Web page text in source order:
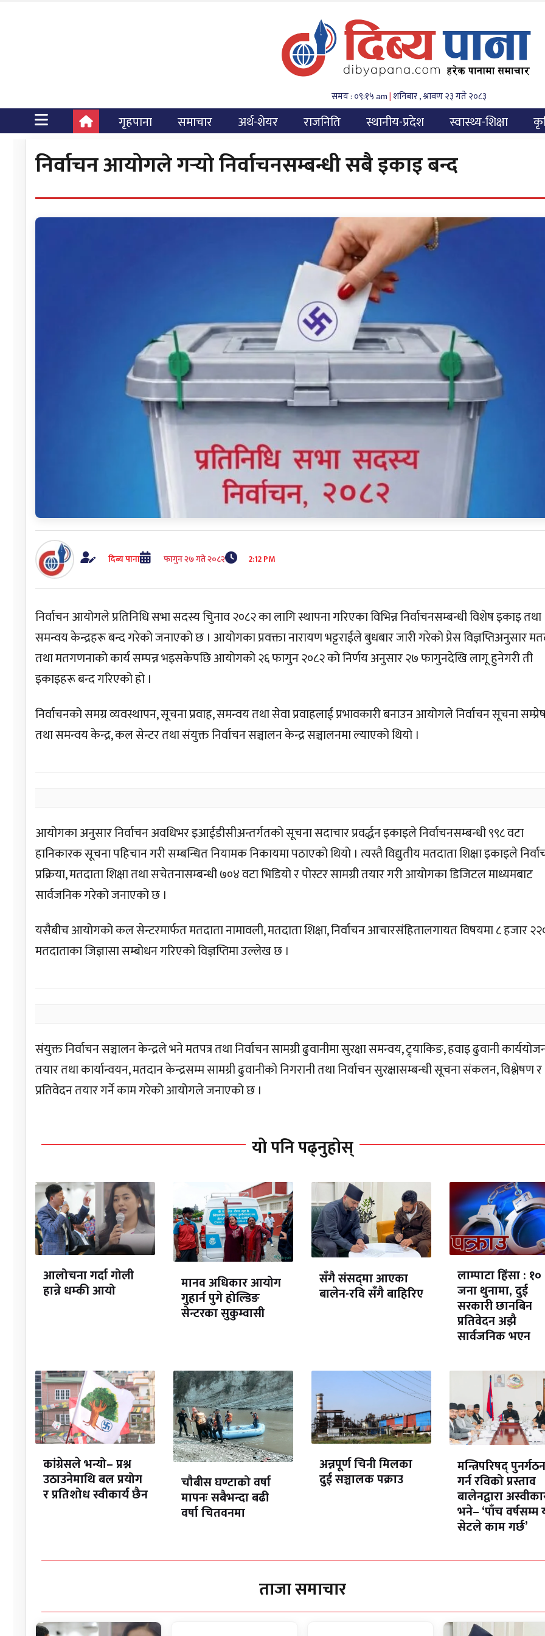
समय : ०९:१५ am|शनिबार , श्रावण २३ गते २०८३
गृहपाना समाचार अर्थ-शेयर राजनिति स्थानीय-प्रदेश स्वास्थ्य-शिक्षा
निर्वाचन आयोगले गर्‍यो निर्वाचनसम्बन्धी सबै इकाइ बन्द
दिब्य पाना फागुन २७ गते २०८२ 2:12 PM
निर्वाचन आयोगले प्रतिनिधि सभा सदस्य चिुनाव २०८२ का लागि स्थापना गरिएका विभिन्न निर्वाचनसम्बन्धी विशेष इकाइ तथा
समन्वय केन्द्रहरू बन्द गरेको जनाएको छ । आयोगका प्रवक्ता नारायण भट्टराईले बुधबार जारी गरेको प्रेस विज्ञप्तिअनुसार
तथा मतगणनाको कार्य सम्पन्न भइसकेपछि आयोगको २६ फागुन २०८२ को निर्णय अनुसार २७ फागुनदेखि लागू हुनेगरी ती
इकाइहरू बन्द गरिएको हो ।
निर्वाचनको समग्र व्यवस्थापन, सूचना प्रवाह, समन्वय तथा सेवा प्रवाहलाई प्रभावकारी बनाउन आयोगले निर्वाचन सूचना
तथा समन्वय केन्द्र, कल सेन्टर तथा संयुक्त निर्वाचन सञ्चालन केन्द्र सञ्चालनमा ल्याएको थियो ।
आयोगका अनुसार निर्वाचन अवधिभर इआईडीसीअन्तर्गतको सूचना सदाचार प्रवर्द्धन इकाइले निर्वाचनसम्बन्धी ९९८ वटा
हानिकारक सूचना पहिचान गरी सम्बन्धित नियामक निकायमा पठाएको थियो । त्यस्तै विद्युतीय मतदाता शिक्षा इकाइले
प्रक्रिया, मतदाता शिक्षा तथा सचेतनासम्बन्धी ७०४ वटा भिडियो र पोस्टर सामग्री तयार गरी आयोगका डिजिटल माध्यमबाट
सार्वजनिक गरेको जनाएको छ ।
यसैबीच आयोगको कल सेन्टरमार्फत मतदाता नामावली, मतदाता शिक्षा, निर्वाचन आचारसंहितालगायत विषयमा ८ हजार
मतदाताका जिज्ञासा सम्बोधन गरिएको विज्ञप्तिमा उल्लेख छ ।
संयुक्त निर्वाचन सञ्चालन केन्द्रले भने मतपत्र तथा निर्वाचन सामग्री ढुवानीमा सुरक्षा समन्वय, ट्र्याकिङ, हवाइ ढुवानी
तयार तथा कार्यान्वयन, मतदान केन्द्रसम्म सामग्री ढुवानीको निगरानी तथा निर्वाचन सुरक्षासम्बन्धी सूचना संकलन, विश्लेषण र
प्रतिवेदन तयार गर्ने काम गरेको आयोगले जनाएको छ ।
यो पनि पढ्नुहोस्
आलोचना गर्दा गोली
हान्ने धम्की आयो मानव अधिकार आयोग
गुहार्न पुगे होल्डिङ
सेन्टरका सुकुम्वासी
सँगै संसद्‌मा आएका
बालेन-रवि सँगै बाहिरिए
लाम्पाटा हिंसा : १०
जना थुनामा, दुई
सरकारी छानबिन
प्रतिवेदन अझै
सार्वजनिक भएन
कांग्रेसले भन्यो– प्रश्न
उठाउनेमाथि बल प्रयोग
र प्रतिशोध स्वीकार्य छैन
चौबीस घण्टाको वर्षा
मापनः सबैभन्दा बढी
वर्षा चितवनमा
अन्नपूर्ण चिनी मिलका
दुई सञ्चालक पक्राउ
मन्त्रिपरिषद् पुनर्गठन
गर्न रविको प्रस्ताव
बालेनद्वारा
भने– ‘पाँच वर्षसम्म
सेटले काम गर्छ’
ताजा समाचार